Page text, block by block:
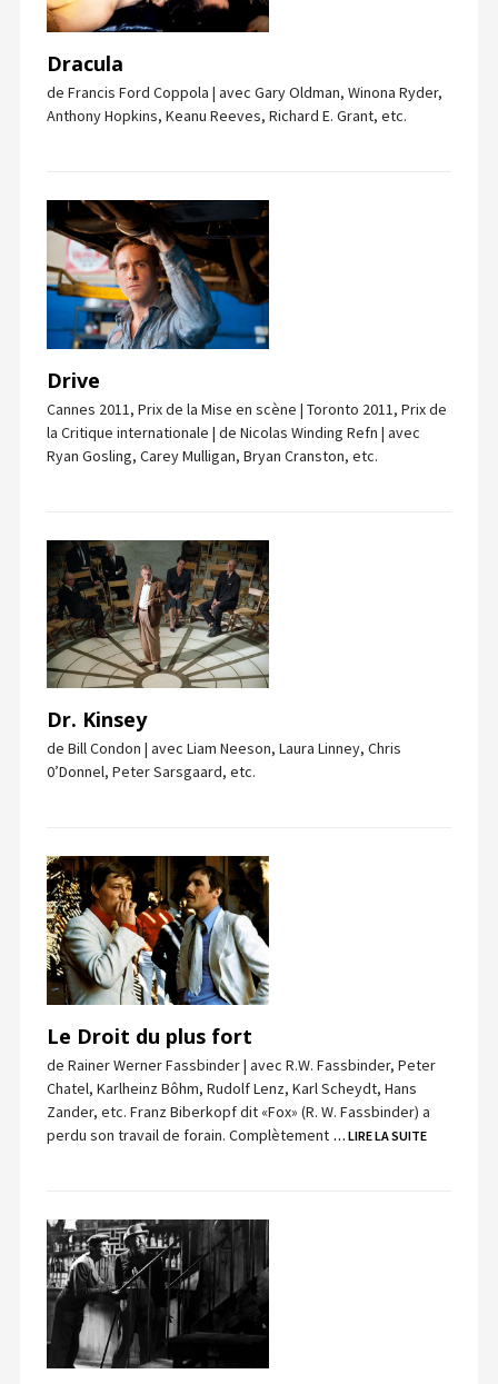
Dracula
de Francis Ford Coppola | avec Gary Oldman, Winona Ryder,
Anthony Hopkins, Keanu Reeves, Richard E. Grant, etc.
Drive
Cannes 2011, Prix de la Mise en scène | Toronto 2011, Prix de
la Critique internationale | de Nicolas Winding Refn | avec
Ryan Gosling, Carey Mulligan, Bryan Cranston, etc.
Dr. Kinsey
de Bill Condon | avec Liam Neeson, Laura Linney, Chris
0’Donnel, Peter Sarsgaard, etc.
Le Droit du plus fort
de Rainer Werner Fassbinder | avec R.W. Fassbinder, Peter
Chatel, Karlheinz Bôhm, Rudolf Lenz, Karl Scheydt, Hans
Zander, etc. Franz Biberkopf dit «Fox» (R. W. Fassbinder) a
perdu son travail de forain. Complètement … LIRE LA SUITE